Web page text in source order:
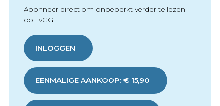
Abonneer direct om onbeperkt verder te lezen
op TvGG.
INLOGGEN
EENMALIGE AANKOOP: € 15,90